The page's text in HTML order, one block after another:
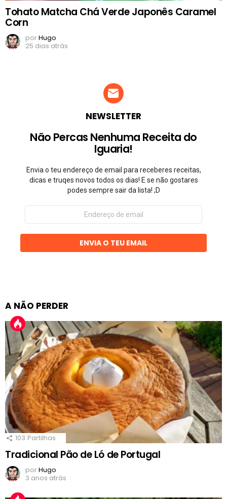
Tohato Matcha Chá Verde Japonês Caramel
Corn
porHugo
25 dias atrás
NEWSLETTER
Não Percas Nenhuma Receita do
Iguaria!
Envia o teu endereço de email para receberes receitas,
dicas e truqes novos todos os dias! E se não gostares
podes sempre sair da lista! ;D
Endereço
email
ENVIA O TEU EMAIL
A NÃO PERDER
103 Partilhas
Tradicional Pão de Ló de Portugal
porHugo
3 anos atrás